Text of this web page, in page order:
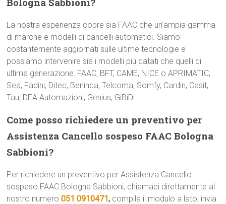
La nostra esperienza copre sia FAAC che un’ampia gamma
di marche e modelli di cancelli automatici. Siamo
costantemente aggiornati sulle ultime tecnologie e
possiamo intervenire sia i modelli più datati che quelli di
ultima generazione: FAAC, BFT, CAME, NICE o APRIMATIC,
Sea, Fadini, Ditec, Beninca, Telcoma, Somfy, Cardin, Casit,
Tau, DEA Automazioni, Genius, GiBiDi.
Come posso richiedere un preventivo per
Assistenza Cancello sospeso FAAC Bologna
Sabbioni?
Per richiedere un preventivo per Assistenza Cancello
sospeso FAAC Bologna Sabbioni, chiamaci direttamente al
nostro numero051 0910471, compila il modulo a lato, invia